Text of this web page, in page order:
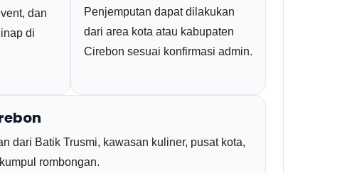
dan
di
Penjemputan dapat dilakukan
dari area kota atau kabupaten
Cirebon sesuai konfirmasi admin.
dari Batik Trusmi, kawasan kuliner, pusat kota,
rombongan.